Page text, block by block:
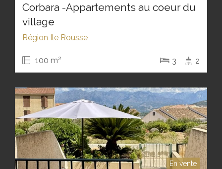
Corbara -Appartements au coeur du
village
Région Ile Rousse
100 m2 3 2
En vente